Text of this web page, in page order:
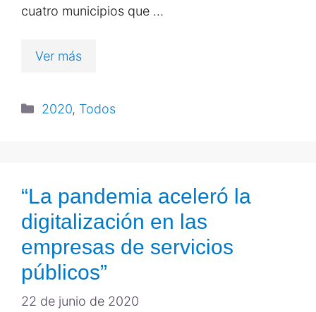
cuatro municipios que …
Ver más
2020, Todos
“La pandemia aceleró la
digitalización en las
empresas de servicios
públicos”
22 de junio de 2020